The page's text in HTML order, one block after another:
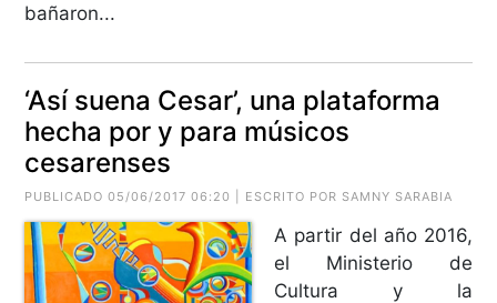
bañaron...
‘Así suena Cesar’, una plataforma
hecha por y para músicos
cesarenses
PUBLICADO 05/06/2017 06:20 | ESCRITO POR SAMNY SARABIA
A partir del año 2016,
el Ministerio de
Cultura y la